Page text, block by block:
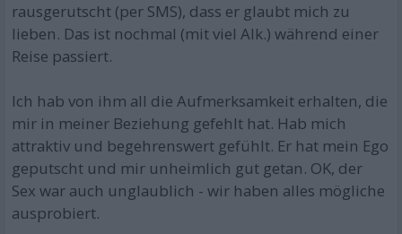
rausgerutscht (per SMS), dass er glaubt mich zu
lieben. Das ist nochmal (mit viel Alk.) während einer
Reise passiert.
Ich hab von ihm all die Aufmerksamkeit erhalten, die
mir in meiner Beziehung gefehlt hat. Hab mich
attraktiv und begehrenswert gefühlt. Er hat mein Ego
geputscht und mir unheimlich gut getan. OK, der
Sex war auch unglaublich - wir haben alles mögliche
ausprobiert.